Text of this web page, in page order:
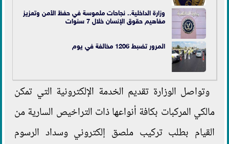
وزارة الداخلية.. نجاحات ملموسة في حفظ الأمن وتعزيز
مفاهيم حقوق الإنسان خلال 7 سنوات
المرور تضبط 1206 مخالفة في يوم
وتواصل الوزارة تقديم الخدمة الإلكترونية التي تمكن
مالكي المركبات بكافة أنواعها ذات التراخيص السارية من
القيام بطلب تركيب ملصق إلكتروني وسداد الرسوم